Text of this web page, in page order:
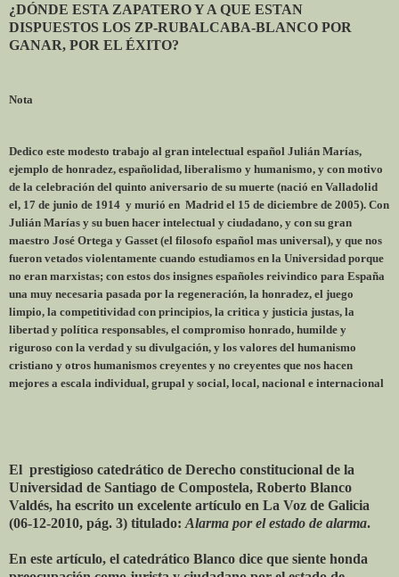
¿DÓNDE ESTA ZAPATERO Y A QUE ESTAN
DISPUESTOS LOS ZP-RUBALCABA-BLANCO POR
GANAR, POR EL ÉXITO?
Nota
Dedico este modesto trabajo al gran intelectual español Julián Marías,
ejemplo de honradez, españolidad, liberalismo y humanismo, y con motivo
de la celebración del quinto aniversario de su muerte (nació en Valladolid
el, 17 de junio de 1914 y murió en Madrid el 15 de diciembre de 2005). Con
Julián Marías y su buen hacer intelectual y ciudadano, y con su gran
maestro José Ortega y Gasset (el filosofo español mas universal), y que nos
fueron vetados violentamente cuando estudiamos en la Universidad porque
no eran marxistas; con estos dos insignes españoles reivindico para España
una muy necesaria pasada por la regeneración, la honradez, el juego
limpio, la competitividad con principios, la critica y justicia justas, la
libertad y política responsables, el compromiso honrado, humilde y
riguroso con la verdad y su divulgación, y los valores del humanismo
cristiano y otros humanismos creyentes y no creyentes que nos hacen
mejores a escala individual, grupal y social, local, nacional e internacional
El prestigioso catedrático de Derecho constitucional de la
Universidad de Santiago de Compostela, Roberto Blanco
Valdés, ha escrito un excelente artículo en La Voz de Galicia
(06-12-2010, pág. 3) titulado: Alarma por el estado de alarma.
En este artículo, el catedrático Blanco dice que siente honda